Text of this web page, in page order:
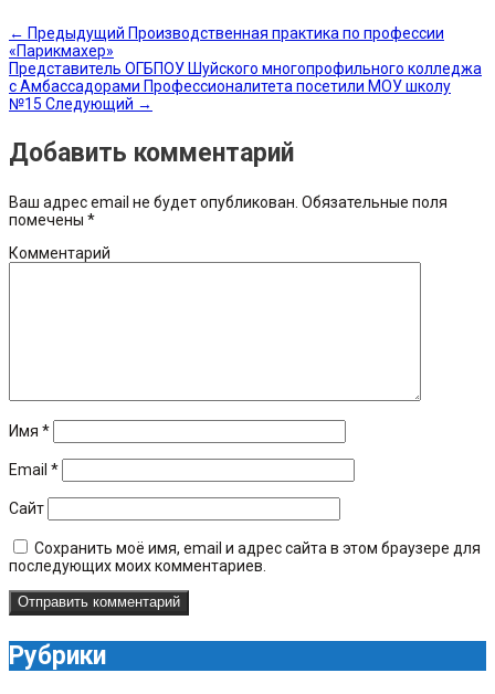
← Предыдущий Производственная практика по профессии
«Парикмахер»
Представитель ОГБПОУ Шуйского многопрофильного колледжа
с Амбассадорами Профессионалитета посетили МОУ школу
№15 Следующий →
Добавить комментарий
Ваш адрес email не будет опубликован. Обязательные поля
помечены *
Комментарий
Имя *
Email *
Сайт
Сохранить моё имя, email и адрес сайта в этом браузере для
последующих моих комментариев.
Рубрики